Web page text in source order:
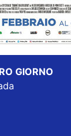
GIORNO